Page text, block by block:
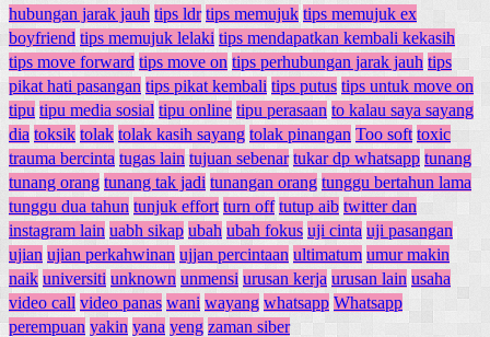
hubungan jarak jauh tips ldr tips memujuk tips memujuk ex
boyfriend tips memujuk lelaki tips mendapatkan kembali kekasih
tips move forward tips move on tips perhubungan jarak jauh tips
pikat hati pasangan tips pikat kembali tips putus tips untuk move on
tipu tipu media sosial tipu online tipu perasaan to kalau saya sayang
dia toksik tolak tolak kasih sayang tolak pinangan Too soft toxic
trauma bercinta tugas lain tujuan sebenar tukar dp whatsapp tunang
tunang orang tunang tak jadi tunangan orang tunggu bertahun lama
tunggu dua tahun tunjuk effort turn off tutup aib twitter dan
instagram lain uabh sikap ubah ubah fokus uji cinta uji pasangan
ujian ujian perkahwinan ujjan percintaan ultimatum umur makin
naik universiti unknown unmensi urusan kerja urusan lain usaha
video call video panas wani wayang whatsapp Whatsapp
perempuan yakin yana yeng zaman siber